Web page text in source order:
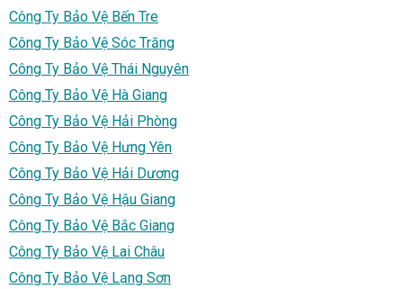
Công Ty Bảo Vệ Bến Tre
Công Ty Bảo Vệ Sóc Trăng
Công Ty Bảo Vệ Thái Nguyên
Công Ty Bảo Vệ Hà Giang
Công Ty Bảo Vệ Hải Phòng
Công Ty Bảo Vệ Hưng Yên
Công Ty Bảo Vệ Hải Dương
Công Ty Bảo Vệ Hậu Giang
Công Ty Bảo Vệ Bắc Giang
Công Ty Bảo Vệ Lai Châu
Công Ty Bảo Vệ Lạng Sơn